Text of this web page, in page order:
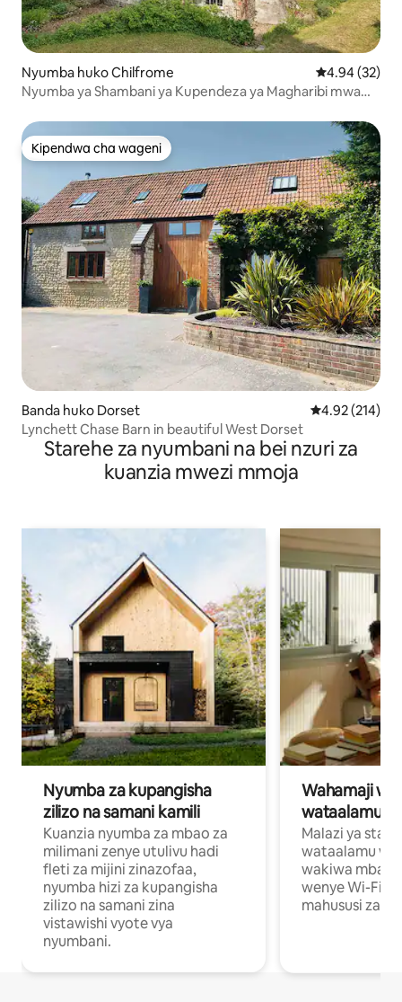
Nyumba huko Chilfrome Ukadiriaji wa
4.94 (32)
Nyumba ya Shambani ya Kupendeza ya Magharibi mwa
Kipendwa cha wageni
Kipendwa cha wageni
Banda huko Dorset Ukadiriaji wa
4.92 (214)
Lynchett Chase Barn in beautiful West Dorset
Starehe za nyumbani na bei nzuri za
kuanzia mwezi mmoja
Nyumba za kupangisha
zilizo na samani kamili
Kuanzia nyumba za mbao za
milimani zenye utulivu hadi
fleti za mijini zinazofaa,
nyumba hizi za kupangisha
zilizo na samani zina
vistawishi vyote vya
nyumbani.
Wahamaji
wataalamu
Malazi ya
wataalamu
wakiwa mbali
wenye Wi-Fi
mahususi za